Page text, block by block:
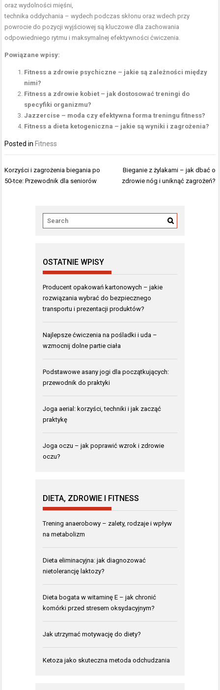
oraz wydolności mięśni,
technika oddychania – wydech podczas skłonu oraz wdech przy
powrocie do pozycji wyjściowej są kluczowe dla zachowania
odpowiedniego rytmu i maksymalnej efektywności ćwiczenia.
Powiązane wpisy:
Fitness a zdrowie psychiczne – jakie są zależności między
nimi?
Fitness a zdrowie kobiet – jak dostosować treningi do
specyfiki organizmu?
Jazzercise – moda czy efektywna forma treningu fitness?
Fitness a dieta ketogeniczna – jakie są wyniki i zagrożenia?
Posted in Fitness
Nawigacja
wpisu
Korzyści i zagrożenia biegania po
50-tce: Przewodnik dla seniorów
Bieganie z żylakami – jak dbać o
zdrowie nóg i uniknąć zagrożeń?
OSTATNIE WPISY
Producent opakowań kartonowych – jakie
rozwiązania wybrać do bezpiecznego
transportu i prezentacji produktów?
Najlepsze ćwiczenia na pośladki i uda –
wzmocnij dolne partie ciała
Podstawowe asany jogi dla początkujących:
przewodnik do praktyki
Joga aerial: korzyści, techniki i jak zacząć
praktykę
Joga oczu – jak poprawić wzrok i zdrowie
oczu?
DIETA, ZDROWIE I FITNESS
Trening anaerobowy – zalety, rodzaje i wpływ
na metabolizm
Dieta eliminacyjna: jak diagnozować
nietolerancję laktozy?
Dieta bogata w witaminę E – jak chronić
komórki przed stresem oksydacyjnym?
Jak utrzymać motywację do diety?
Ketoza jako skuteczna metoda odchudzania